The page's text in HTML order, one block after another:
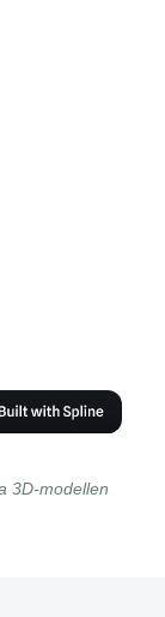
3D-modellen